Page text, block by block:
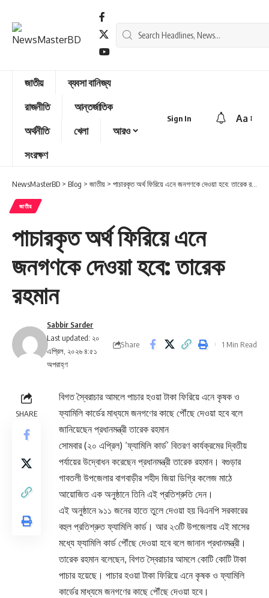
জাতীয়
ব্যবসা বানিজ্য
রাজনীতি
আন্তর্জাতিক
অর্থনীতি
খেলা
আরও
সংরক্ষণ
Sign In
Font
Aa
NewsMasterBD > Blog > জাতীয় > পাচারকৃত অর্থ ফিরিয়ে এনে জনগণকে দেওয়া হবে: তারেক রহমান
জাতীয়
পাচারকৃত অর্থ ফিরিয়ে এনে
জনগণকে দেওয়া হবে: তারেক
রহমান
Last updated: ২০
এপ্রিল, ২০২৬ ৪:৫১
অপরাহ্ণ
Sabbir Sarder
Share 1 Min Read
SHARE
বিগত স্বৈরাচার আমলে পাচার হওয়া টাকা ফিরিয়ে এনে কৃষক ও
ফ্যামিলি কার্ডের মাধ্যমে জনগণের কাছে পৌঁছে দেওয়া হবে বলে
জানিয়েছেন প্রধানমন্ত্রী তারেক রহমান
সোমবার (২০ এপ্রিল) ‘ফ্যামিলি কার্ড’ বিতরণ কার্যক্রমের দ্বিতীয়
পর্যায়ের উদ্বোধন করেছেন প্রধানমন্ত্রী তারেক রহমান। বগুড়ার
গাবতলী উপজেলার বাগবাড়ীর শহীদ জিয়া ডিগ্রি কলেজ মাঠে
আয়োজিত এক অনুষ্ঠানে তিনি এই প্রতিশ্রুতি দেন।
এই অনুষ্ঠানে ৯১১ জনের হাতে তুলে দেওয়া হয় বিএনপি সরকারের
বহুল প্রতিশ্রুত ফ্যামিলি কার্ড। আর ২৩টি উপজেলায় এই মাসের
মধ্যে ফ্যামিলি কার্ড পৌঁছে দেওয়া হবে বলে জানান প্রধানমন্ত্রী।
তারেক রহমান বলেছেন, বিগত স্বৈরাচার আমলে কোটি কোটি টাকা
পাচার হয়েছে। পাচার হওয়া টাকা ফিরিয়ে এনে কৃষক ও ফ্যামিলি
কার্ডের মাধ্যমে জনগণের কাছে পৌঁছে দেওয়া হবে।